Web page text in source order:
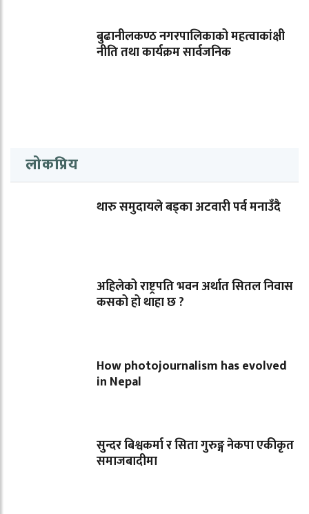
बुढानीलकण्ठ नगरपालिकाको महत्वाकांक्षी
नीति तथा कार्यक्रम सार्वजनिक
लोकप्रिय
थारु समुदायले बड्का अटवारी पर्व मनाउँदै
अहिलेको राष्ट्रपति भवन अर्थात सितल निवास
कसको हो थाहा छ ?
How photojournalism has evolved
in Nepal
सुन्दर बिश्वकर्मा र सिता गुरुङ्ग नेकपा एकीकृत
समाजबादीमा